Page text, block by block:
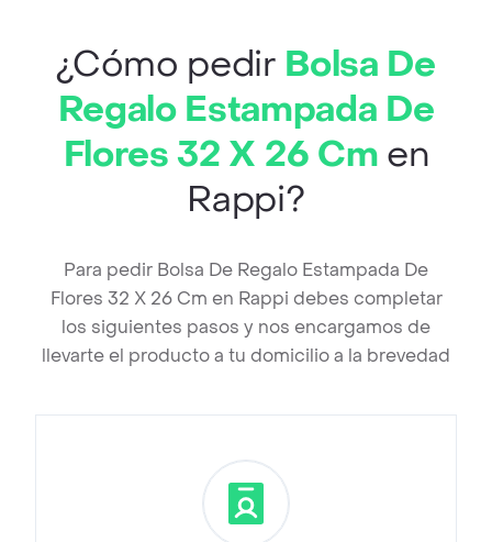
¿Cómo pedir Bolsa De
Regalo Estampada De
Flores 32 X 26 Cm en
Rappi?
Para pedir Bolsa De Regalo Estampada De
Flores 32 X 26 Cm en Rappi debes completar
los siguientes pasos y nos encargamos de
llevarte el producto a tu domicilio a la brevedad